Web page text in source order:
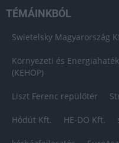
TÉMÁINKBÓL
Swietelsky Magyarország
Környezeti és
(KEHOP)
Liszt Ferenc repülőtér
Hódút Kft. HE-DO Kft.